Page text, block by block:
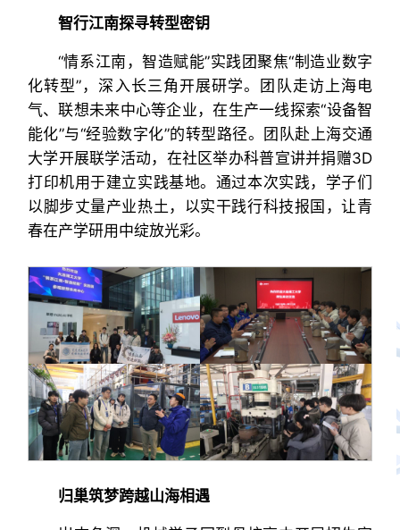
智行江南探寻转型密钥
“情系江南，智造赋能”实践团聚焦“制造业数字
化转型”，深入长三角开展研学。团队走访上海电
气、联想未来中心等企业，在生产一线探索“设备智
能化”与“经验数字化”的转型路径。团队赴上海交通
大学开展联学活动，在社区举办科普宣讲并捐赠3D
打印机用于建立实践基地。通过本次实践，学子们
以脚步丈量产业热土，以实干践行科技报国，让青
春在产学研用中绽放光彩。
归巢筑梦跨越山海相遇